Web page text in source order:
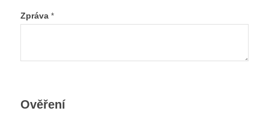
Zpráva *
Ověření